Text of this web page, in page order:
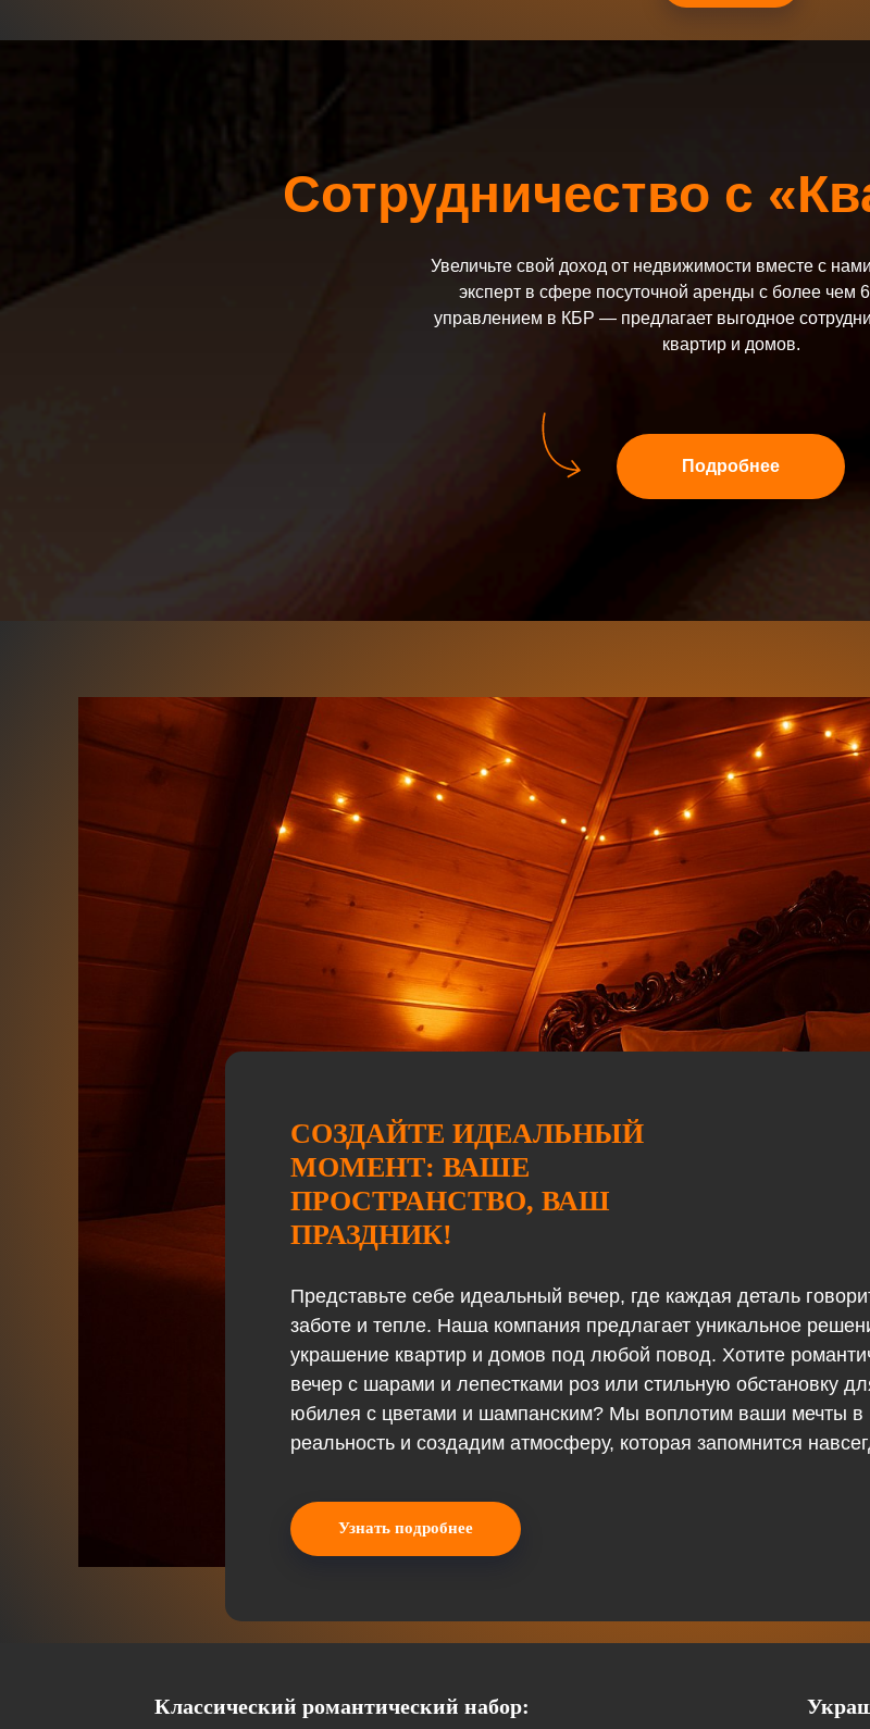
Сотрудничество с
Увеличьте свой доход от недвижимости вместе с
эксперт в сфере посуточной аренды с более чем
управлением в КБР — предлагает выгодное
квартир и домов.
Подробнее
СОЗДАЙТЕ ИДЕАЛЬНЫЙ
МОМЕНТ: ВАШЕ
ПРОСТРАНСТВО, ВАШ
ПРАЗДНИК!
Представьте себе идеальный вечер, где каждая деталь
заботе и тепле. Наша компания предлагает уникальное
украшение квартир и домов под любой повод. Хотите
вечер с шарами и лепестками роз или стильную обстановку
юбилея с цветами и шампанским? Мы воплотим ваши мечты в
реальность и создадим атмосферу, которая запомнится
Узнать подробнее
Классический романтический набор: